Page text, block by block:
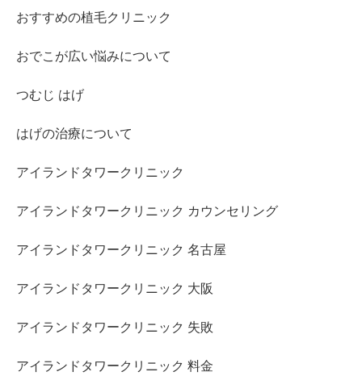
おすすめの植毛クリニック
おでこが広い悩みについて
つむじ はげ
はげの治療について
アイランドタワークリニック
アイランドタワークリニック カウンセリング
アイランドタワークリニック 名古屋
アイランドタワークリニック 大阪
アイランドタワークリニック 失敗
アイランドタワークリニック 料金